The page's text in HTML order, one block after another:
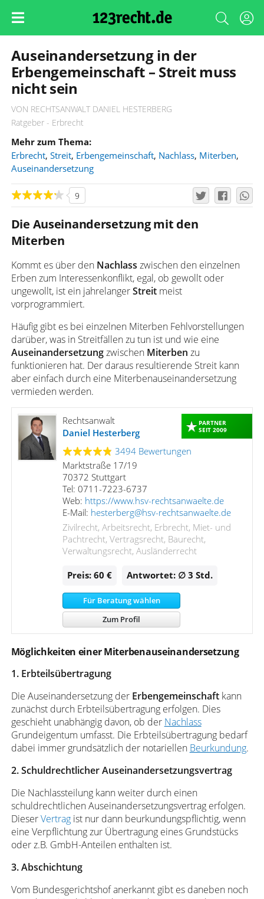
Auseinandersetzung in der
Erbengemeinschaft – Streit muss
nicht sein
VON RECHTSANWALT DANIEL HESTERBERG
Ratgeber - Erbrecht
Mehr zum Thema:
Erbrecht, Streit, Erbengemeinschaft, Nachlass, Miterben,
Auseinandersetzung
9
Die Auseinandersetzung mit den
Miterben
Kommt es über den Nachlass zwischen den einzelnen
Erben zum Interessenkonflikt, egal, ob gewollt oder
ungewollt, ist ein jahrelangerStreitmeist
vorprogrammiert.
Häufig gibt es bei einzelnen Miterben Fehlvorstellungen
darüber, was in Streitfällen zu tun ist und wie eine
Auseinandersetzungzwischen Miterben zu
funktionieren hat. Der daraus resultierende Streit kann
aber einfach durch eine Miterbenauseinandersetzung
vermieden werden.
PARTNER
SEIT 2009
Rechtsanwalt
Daniel Hesterberg
3494 Bewertungen
Marktstraße 17/19
70372 Stuttgart
Tel: 0711-7223-6737
Web: https://www.hsv-rechtsanwaelte.de
E-Mail: hesterberg@hsv-rechtsanwaelte.de
Zivilrecht, Arbeitsrecht, Erbrecht, Miet- und
Pachtrecht, Vertragsrecht, Baurecht,
Verwaltungsrecht, Ausländerrecht
Preis: 60 € Antwortet: ∅ 3Std.
Für Beratung wählen
Zum Profil
Möglichkeiten einer Miterbenauseinandersetzung
1. Erbteilsübertragung
Die Auseinandersetzung der Erbengemeinschaftkann
zunächst durch Erbteilsübertragung erfolgen. Dies
geschieht unabhängig davon, ob der Nachlass
Grundeigentum umfasst. Die Erbteilsübertragung bedarf
dabei immer grundsätzlich der notariellen Beurkundung.
2. Schuldrechtlicher Auseinandersetzungsvertrag
Die Nachlassteilung kann weiter durch einen
schuldrechtlichen Auseinandersetzungsvertrag erfolgen.
DieserVertragist nur dann beurkundungspflichtig, wenn
eine Verpflichtung zur Übertragung eines Grundstücks
oder z.B. GmbH-Anteilen enthalten ist.
3. Abschichtung
Vom Bundesgerichtshof anerkannt gibt es daneben noch